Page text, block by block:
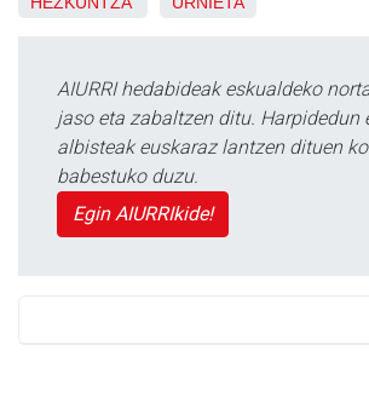
AIURRI hedabideak eskualdeko
jaso eta zabaltzen ditu. Harpidedun
albisteak euskaraz lantzen dituen
babestuko duzu.
Egin AIURRIkide!